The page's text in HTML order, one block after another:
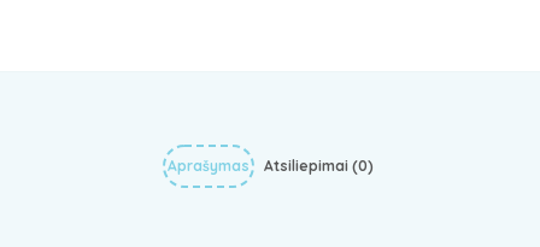
Aprašymas Atsiliepimai (0)